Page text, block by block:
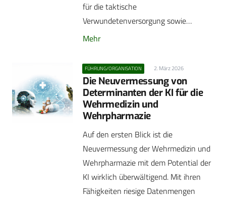
für die taktische
Verwundetenversorgung sowie…
Mehr
FÜHRUNG/ORGANISATION 2. März 2026
Die Neuvermessung von
Determinanten der KI für die
Wehrmedizin und
Wehrpharmazie
Auf den ersten Blick ist die
Neuvermessung der Wehrmedizin und
Wehrpharmazie mit dem Potential der
KI wirklich überwältigend. Mit ihren
Fähigkeiten riesige Datenmengen